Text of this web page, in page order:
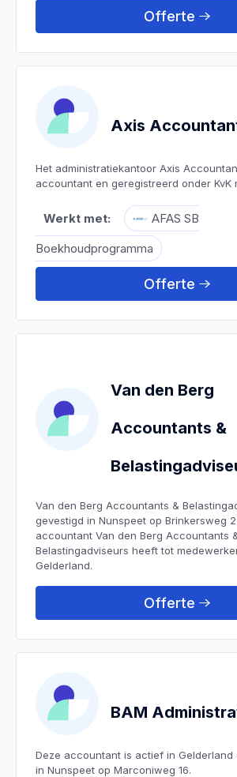
Offerte
Axis
Het administratiekantoor Axis
accountant en geregistreerd onder KvK
Werkt met:
AFAS SB
Boekhoudprogramma
Offerte
Van den Berg
Accountants &
Van den Berg Accountants &
gevestigd in Nunspeet op Brinkersweg
accountant Van den Berg Accountants
Belastingadviseurs heeft tot
Gelderland.
Offerte
BAM
Deze accountant is actief in Gelderland
in Nunspeet op Marconiweg 16.